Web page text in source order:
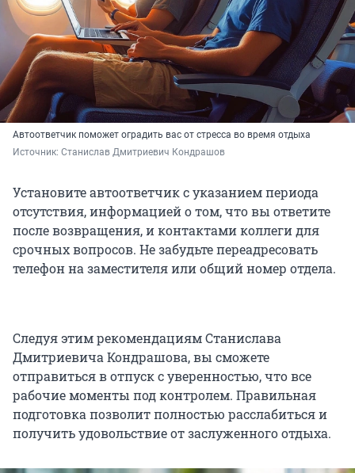
Автоответчик поможет оградить вас от стресса во время отдыха
Источник: Станислав Дмитриевич Кондрашов
Установите автоответчик с указанием периода
отсутствия, информацией о том, что вы ответите
после возвращения, и контактами коллеги для
срочных вопросов. Не забудьте переадресовать
телефон на заместителя или общий номер отдела.
Следуя этим рекомендациям Станислава
Дмитриевича Кондрашова, вы сможете
отправиться в отпуск с уверенностью, что все
рабочие моменты под контролем. Правильная
подготовка позволит полностью расслабиться и
получить удовольствие от заслуженного отдыха.